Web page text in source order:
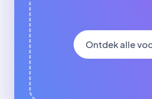
Ontdek alle